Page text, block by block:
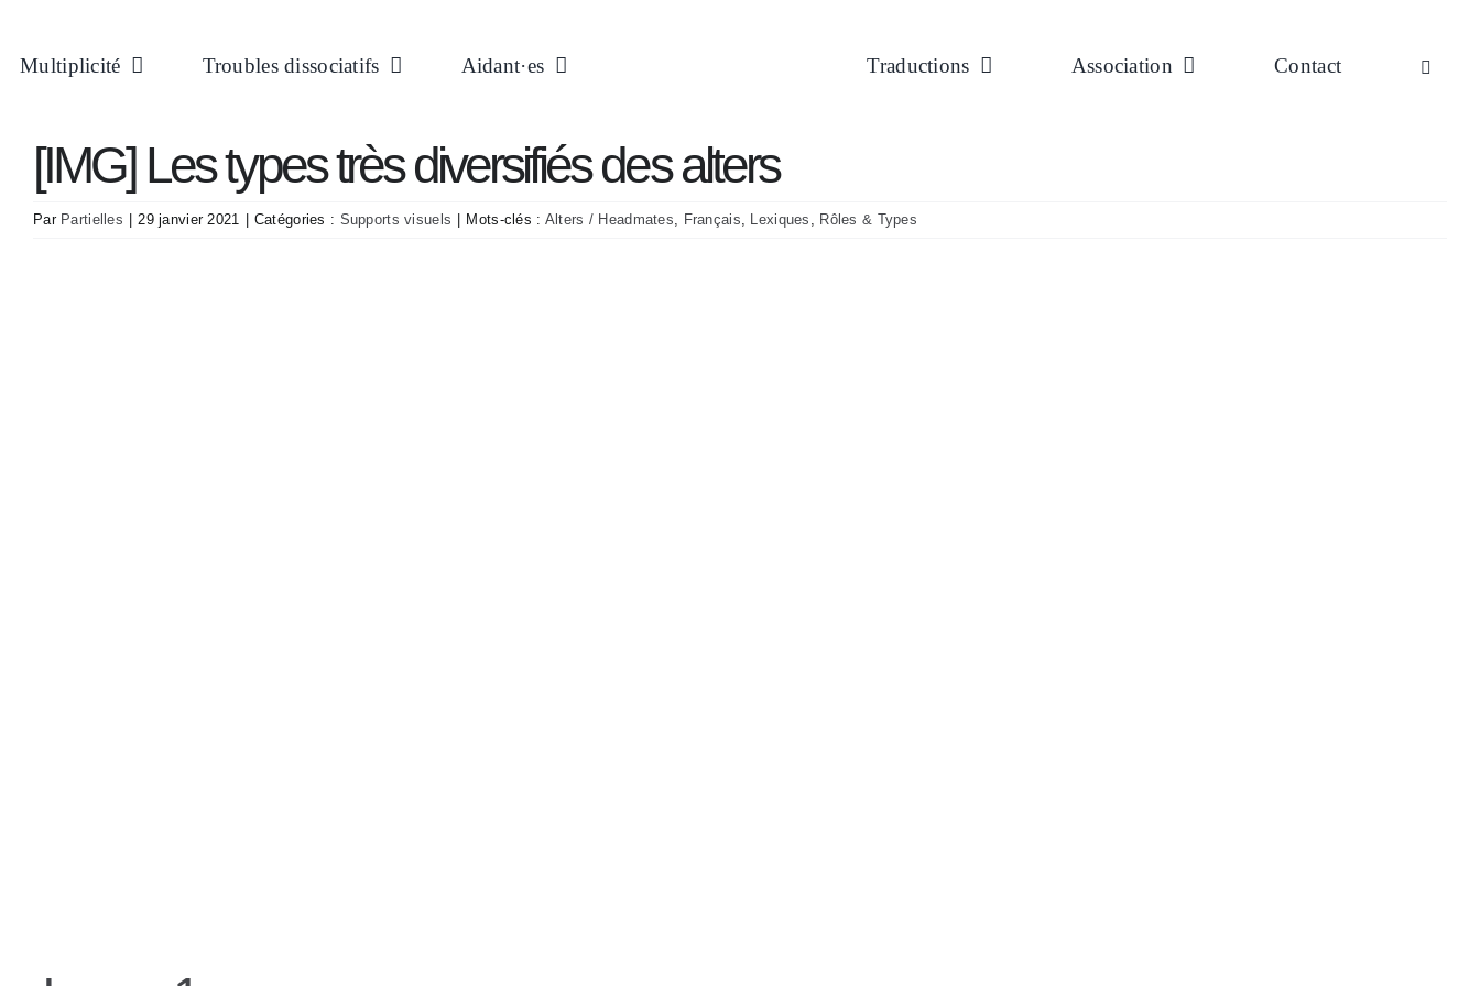
au
Multiplicité Troubles dissociatifs Aidant·es Traductions Association Contact
[IMG] Les types très diversifiés des alters
Par Partielles 29 janvier 2021 Catégories : Supports visuels Mots-clés : Alters / Headmates, Français, Lexiques , Rôles & Types